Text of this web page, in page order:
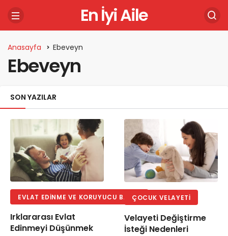
En İyi Aile
Anasayfa Ebeveyn
Ebeveyn
SON YAZILAR
EVLAT EDINME VE KORUYUCU BAKIM
Irklararası Evlat
Edinmeyi Düşünmek
ÇOCUK VELAYETI
Velayeti Değiştirme
İsteği Nedenleri